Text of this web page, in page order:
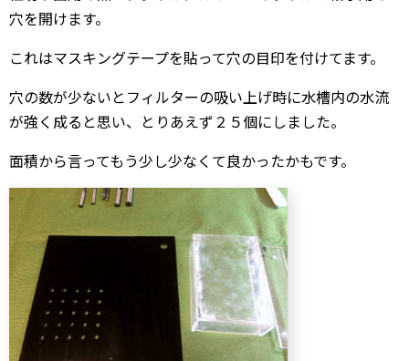
穴を開けます。
これはマスキングテープを貼って穴の目印を付けてます。
穴の数が少ないとフィルターの吸い上げ時に水槽内の水流
が強く成ると思い、とりあえず２５個にしました。
面積から言ってもう少し少なくて良かったかもです。